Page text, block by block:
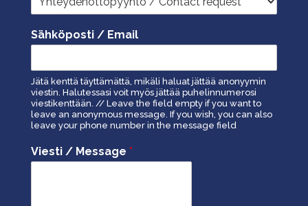
Sähköposti / Email
Jätä kenttä täyttämättä, mikäli haluat jättää anonyymin
viestin. Halutessasi voit myös jättää puhelinnumerosi
viestikenttään. // Leave the field empty if you want to
leave an anonymous message. If you wish, you can also
leave your phone number in the message field
Viesti / Message *